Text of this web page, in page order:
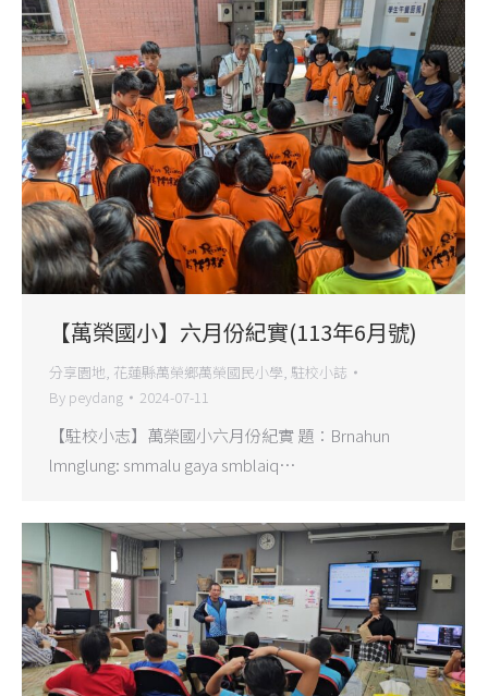
【萬榮國小】六月份紀實(113年6月號)
分享園地, 花蓮縣萬榮鄉萬榮國民小學, 駐校小誌
By peydang 2024-07-11
【駐校小志】萬榮國小六月份紀實 題：Brnahun
lmnglung: smmalu gaya smblaiq…